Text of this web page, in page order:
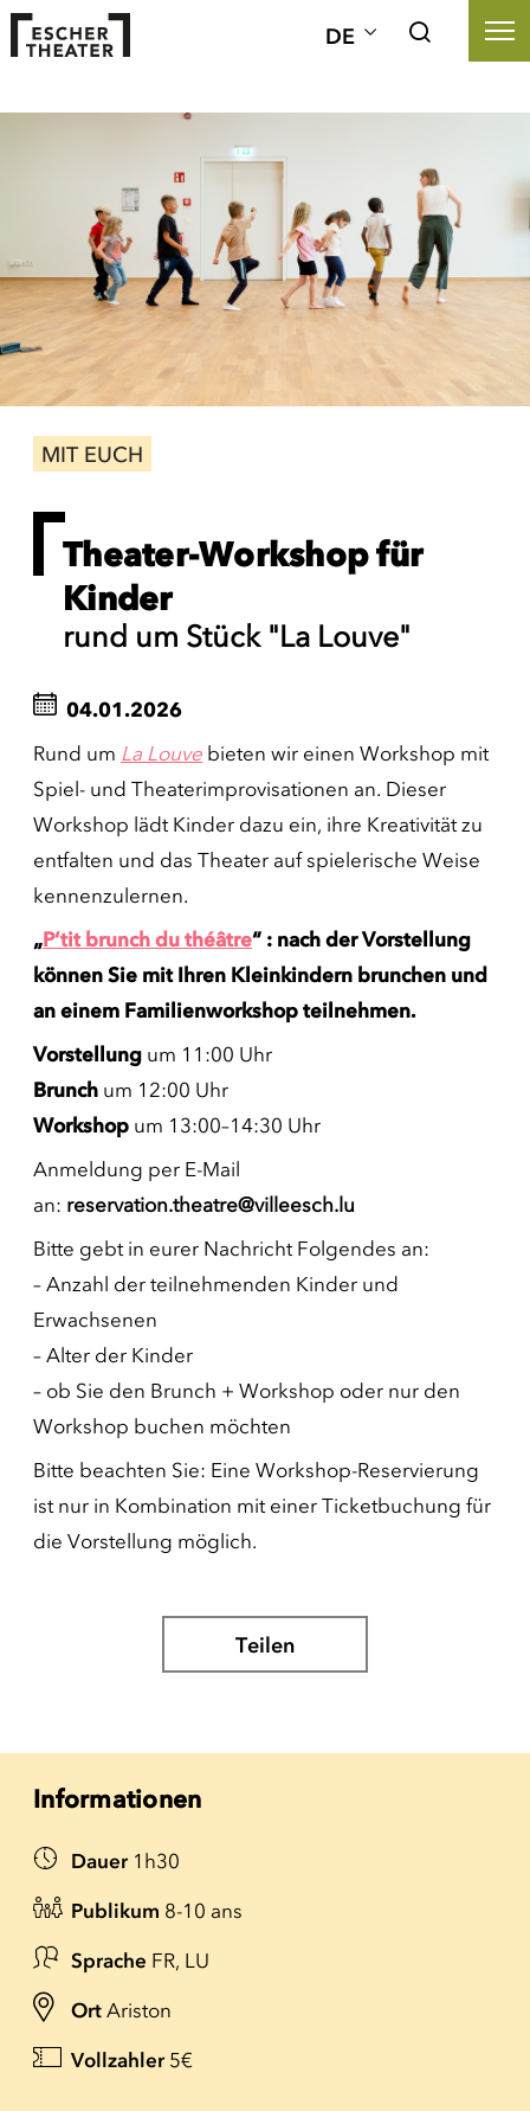
DE
MIT EUCH
Theater-Workshop für
Kinder
rund um Stück "La Louve"
04.01.2026
Rund um La Louve bieten wir einen Workshop mit
Spiel- und Theaterimprovisationen an. Dieser
Workshop lädt Kinder dazu ein, ihre Kreativität zu
entfalten und das Theater auf spielerische Weise
kennenzulernen.
„P’tit brunch du théâtre“ : nach der Vorstellung
können Sie mit Ihren Kleinkindern brunchen und
an einem Familienworkshop teilnehmen.
Vorstellung um 11:00 Uhr
Brunch um 12:00 Uhr
Workshop um 13:00–14:30 Uhr
Anmeldung per E-Mail
an: reservation.theatre@villeesch.lu
Bitte gebt in eurer Nachricht Folgendes an:
– Anzahl der teilnehmenden Kinder und
Erwachsenen
– Alter der Kinder
– ob Sie den Brunch + Workshop oder nur den
Workshop buchen möchten
Bitte beachten Sie: Eine Workshop-Reservierung
ist nur in Kombination mit einer Ticketbuchung für
die Vorstellung möglich.
Teilen
Informationen
Dauer 1h30
Publikum 8-10 ans
Sprache FR, LU
Ort Ariston
Vollzahler 5€